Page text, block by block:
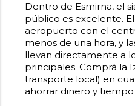
Dentro de Esmirna, el
público es excelente.
aeropuerto con el
menos de una hora, y
llevan directamente a
principales. Comprá la
transporte local) en
ahorrar dinero y tiempo